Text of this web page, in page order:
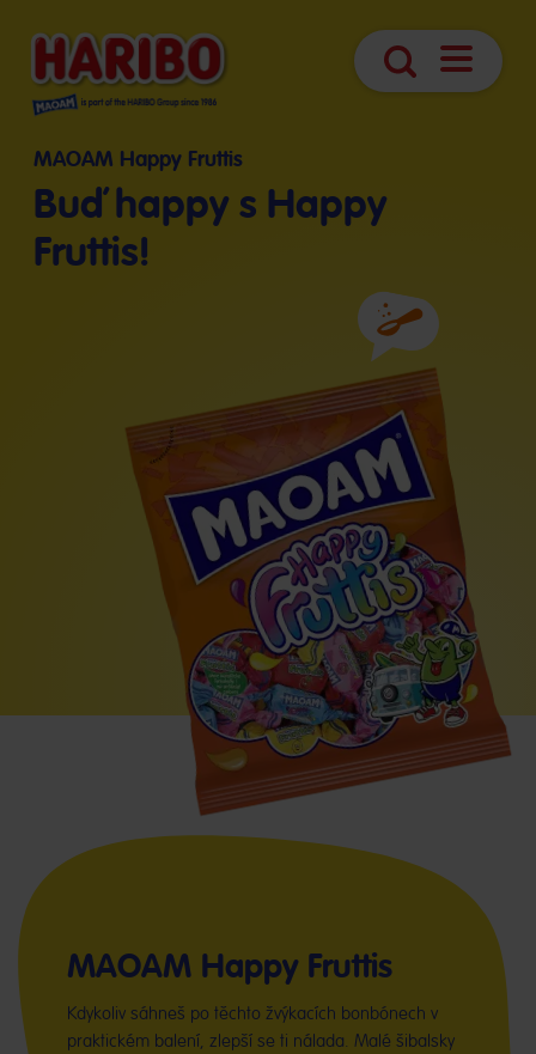
Vyhledávání
Otevřít
MAOAM Happy Fruttis
Buď happy s Happy
Fruttis!
Složení
MAOAM Happy Fruttis
Kdykoliv sáhneš po těchto žvýkacích bonbónech v
praktickém balení, zlepší se ti nálada. Malé šibalsky